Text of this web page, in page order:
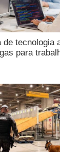
de tecnologia
para